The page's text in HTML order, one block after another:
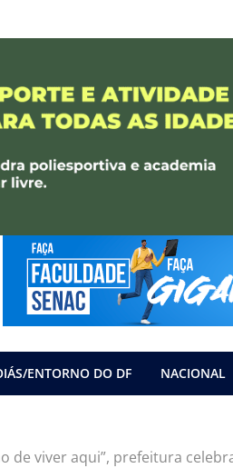
ENTORNO DO DF NACIONAL
de viver aqui”, prefeitura